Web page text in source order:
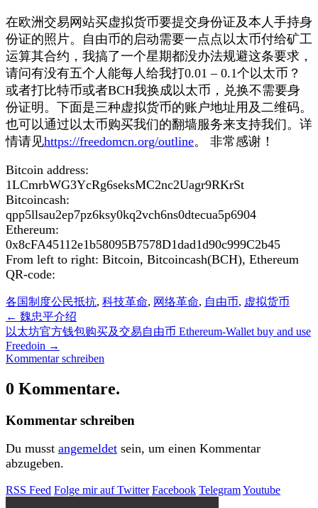
在欧洲交易网站买虚拟货币要提交身份证及本人手持身
份证的照片。自由币的启动需要一点点以太币付给矿工
运算其合约，我搞了一个星期都没办法规避这条要求，
请问有没有五个人能每人给我打0.01 – 0.1个以太币？
或者打比特币或者BCH我换成以太币，兑换不需要身
份证明。下面是三种虚拟货币的账户地址用及二维码。
也可以通过以太币购买我们的翻墙服务来支持我们。详
情请见https://freedomcn.org/outline。 非常感谢！
Bitcoin address:
1LCmrbWG3YcRg6seksMC2nc2Uagr9RKrSt
Bitcoincash:
qpp5llsau2ep7pz6ksy0kq2vch6ns0dtecua5p6904
Ethereum:
0x8cFA45112e1b58095B7578D1dad1d90c999C2b45
From left to right: Bitcoin, Bitcoincash(BCH), Ethereum
QR-code:
各国制度公民抵抗, 科技革命, 网络革命, 自由币, 虚拟货币
← 魏忠平介绍
以太坊官方钱包购买及交易自由币 Ethereum-Wallet buy and use
Freedoin →
Kommentar schreiben
0 Kommentare.
Kommentar schreiben
Du musst angemeldet sein, um einen Kommentar
abzugeben.
RSS Feed Folge mir auf Twitter Facebook TelegramYoutube